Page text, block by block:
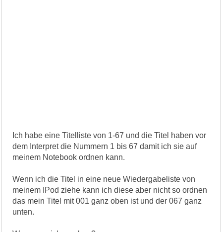
Ich habe eine Titelliste von 1-67 und die Titel haben vor
dem Interpret die Nummern 1 bis 67 damit ich sie auf
meinem Notebook ordnen kann.
Wenn ich die Titel in eine neue Wiedergabeliste von
meinem IPod ziehe kann ich diese aber nicht so ordnen
das mein Titel mit 001 ganz oben ist und der 067 ganz
unten.